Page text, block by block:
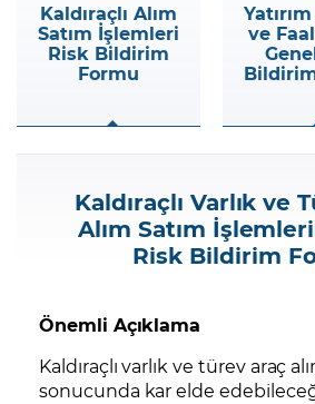
Kaldıraçlı Alım
Satım İşlemleri
Risk Bildirim
Formu
ve
Kaldıraçlı Varlık ve
Alım Satım
Risk Bildirim
Önemli Açıklama
Kaldıraçlı varlık ve türev araç
sonucunda kar elde